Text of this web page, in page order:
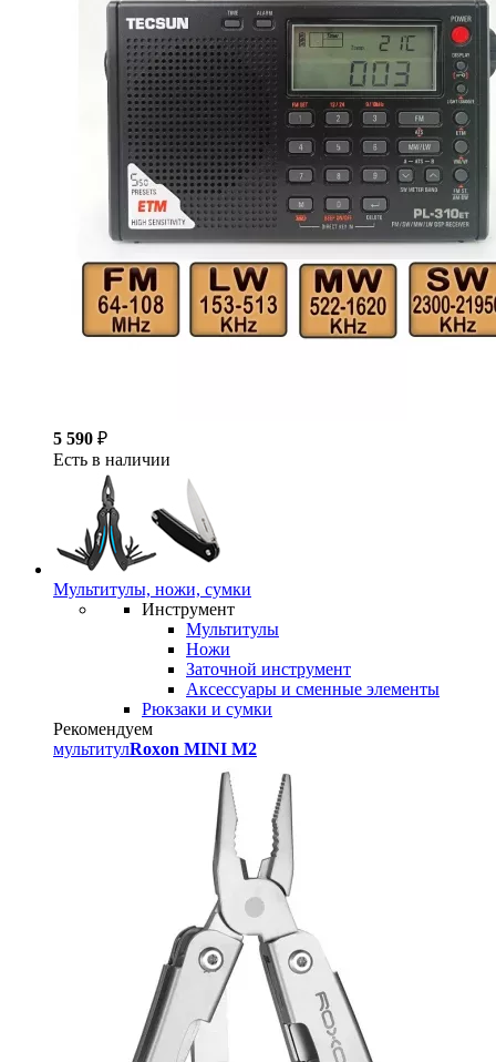
5 590 ₽
Есть в наличии
Мультитулы, ножи, сумки
Инструмент
Мультитулы
Ножи
Заточной инструмент
Аксессуары и сменные элементы
Рюкзаки и сумки
Рекомендуем
мультитулRoxon MINI M2